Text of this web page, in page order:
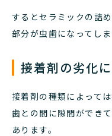
するとセラミックの詰
部分が虫歯になってしま
接着剤の劣化
接着剤の種類によって
歯との間に隙間ができ
あります。